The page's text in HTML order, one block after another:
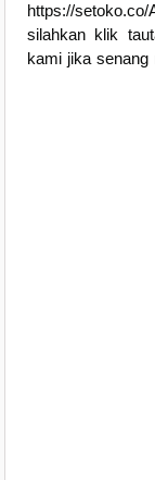
https://setoko.co/
silahkan klik
kami jika